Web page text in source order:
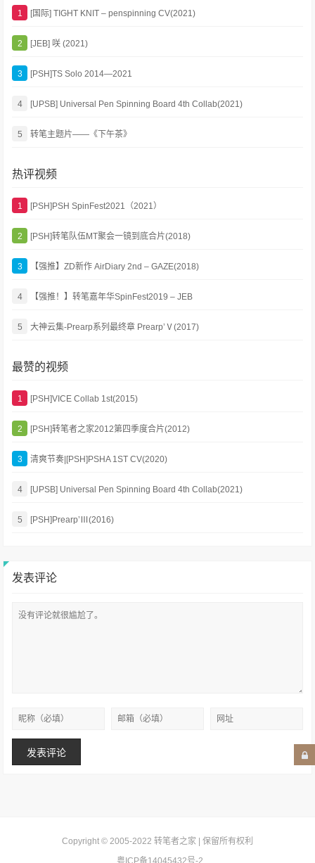
1 [国际] TIGHT KNIT – penspinning CV(2021)
2 [JEB] 咲 (2021)
3 [PSH]TS Solo 2014—2021
4 [UPSB] Universal Pen Spinning Board 4th Collab(2021)
5 转笔主题片——《下午茶》
热评视频
1 [PSH]PSH SpinFest2021（2021）
2 [PSH]转笔队伍MT聚会一镜到底合片(2018)
3 【强推】ZD新作 AirDiary 2nd – GAZE(2018)
4 【强推！】转笔嘉年华SpinFest2019 – JEB
5 大神云集-Prearp系列最终章 Prearp’Ⅴ(2017)
最赞的视频
1 [PSH]VICE Collab 1st(2015)
2 [PSH]转笔者之家2012第四季度合片(2012)
3 清爽节奏|[PSH]PSHA 1ST CV(2020)
4 [UPSB] Universal Pen Spinning Board 4th Collab(2021)
5 [PSH]Prearp’Ⅲ(2016)
发表评论
Copyright © 2005-2022 转笔者之家 | 保留所有权利
粤ICP备14045432号-2